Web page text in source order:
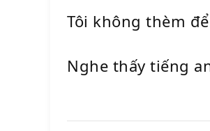
Tôi không thèm
Nghe thấy tiếng